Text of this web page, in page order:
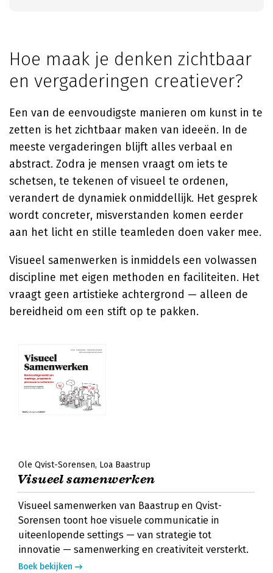
Hoe maak je denken zichtbaar
en vergaderingen creatiever?
Een van de eenvoudigste manieren om kunst in te
zetten is het zichtbaar maken van ideeën. In de
meeste vergaderingen blijft alles verbaal en
abstract. Zodra je mensen vraagt om iets te
schetsen, te tekenen of visueel te ordenen,
verandert de dynamiek onmiddellijk. Het gesprek
wordt concreter, misverstanden komen eerder
aan het licht en stille teamleden doen vaker mee.
Visueel samenwerken is inmiddels een volwassen
discipline met eigen methoden en faciliteiten. Het
vraagt geen artistieke achtergrond — alleen de
bereidheid om een stift op te pakken.
Ole Qvist-Sorensen Loa Baastrup
Visueel samenwerken
Visueel samenwerken van Baastrup en Qvist-
Sorensen toont hoe visuele communicatie in
uiteenlopende settings — van strategie tot
innovatie — samenwerking en creativiteit versterkt.
Boek bekijken